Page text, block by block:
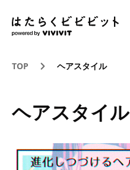
TOP ヘアスタイル
ヘアスタイル